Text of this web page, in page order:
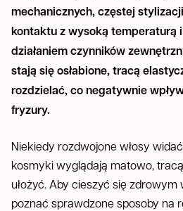
mechanicznych, częstej
kontaktu z wysoką temperaturą
działaniem czynników
stają się osłabione, tracą
rozdzielać, co negatywnie
fryzury.
Niekiedy rozdwojone włosy
kosmyki wyglądają matowo,
ułożyć. Aby cieszyć się
poznać sprawdzone sposoby na